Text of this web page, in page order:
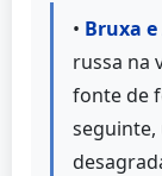
• Bruxa
russa na
fonte de
seguinte,